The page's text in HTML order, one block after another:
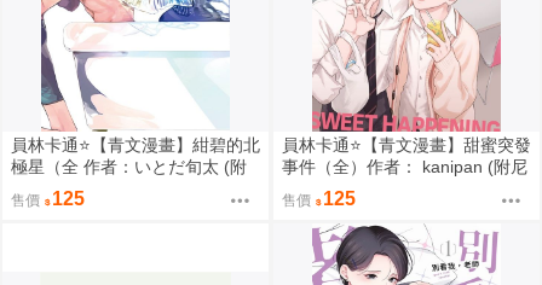
員林卡通⭐️【青文漫畫】紺碧的北
極星（全 作者：いとだ旬太 (附
尼采書套)
售價 125
員林卡通⭐️【青文漫畫】甜蜜突發
事件（全）作者： kanipan (附尼
采書套)
售價 125